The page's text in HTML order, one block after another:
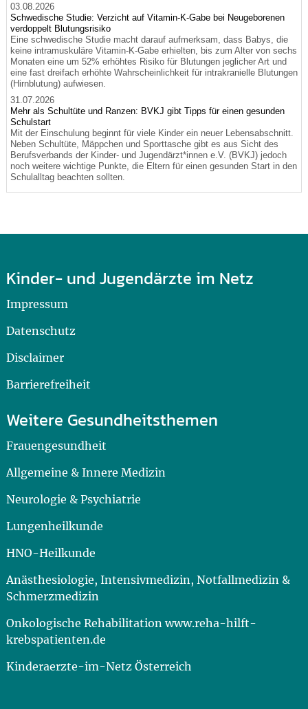
03.08.2026
Schwedische Studie: Verzicht auf Vitamin-K-Gabe bei Neugeborenen
verdoppelt Blutungsrisiko
Eine schwedische Studie macht darauf aufmerksam, dass Babys, die
keine intramuskuläre Vitamin-K-Gabe erhielten, bis zum Alter von sechs
Monaten eine um 52% erhöhtes Risiko für Blutungen jeglicher Art und
eine fast dreifach erhöhte Wahrscheinlichkeit für intrakranielle Blutungen
(Hirnblutung) aufwiesen.
31.07.2026
Mehr als Schultüte und Ranzen: BVKJ gibt Tipps für einen gesunden
Schulstart
Mit der Einschulung beginnt für viele Kinder ein neuer Lebensabschnitt.
Neben Schultüte, Mäppchen und Sporttasche gibt es aus Sicht des
Berufsverbands der Kinder- und Jugendärzt*innen e.V. (BVKJ) jedoch
noch weitere wichtige Punkte, die Eltern für einen gesunden Start in den
Schulalltag beachten sollten.
Kinder- und Jugendärzte im Netz
Impressum
Datenschutz
Disclaimer
Barrierefreiheit
Weitere Gesundheitsthemen
Frauengesundheit
Allgemeine & Innere Medizin
Neurologie & Psychiatrie
Lungenheilkunde
HNO-Heilkunde
Anästhesiologie, Intensivmedizin, Notfallmedizin &
Schmerzmedizin
Onkologische Rehabilitation www.reha-hilft-
krebspatienten.de
Kinderaerzte-im-Netz Österreich